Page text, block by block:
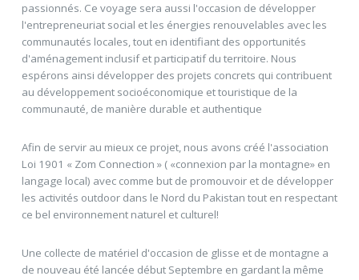
passionnés. Ce voyage sera aussi l'occasion de développer
l'entrepreneuriat social et les énergies renouvelables avec les
communautés locales, tout en identifiant des opportunités
d'aménagement inclusif et participatif du territoire. Nous
espérons ainsi développer des projets concrets qui contribuent
au développement socioéconomique et touristique de la
communauté, de manière durable et authentique
Afin de servir au mieux ce projet, nous avons créé l'association
Loi 1901 « Zom Connection » ( «connexion par la montagne» en
langage local) avec comme but de promouvoir et de développer
les activités outdoor dans le Nord du Pakistan tout en respectant
ce bel environnement naturel et culturel!
Une collecte de matériel d'occasion de glisse et de montagne a
de nouveau été lancée début Septembre en gardant la même